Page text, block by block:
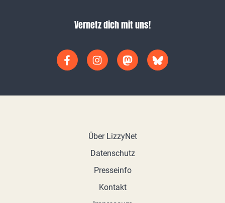
Vernetz dich mit uns!
Über LizzyNet
Datenschutz
Presseinfo
Kontakt